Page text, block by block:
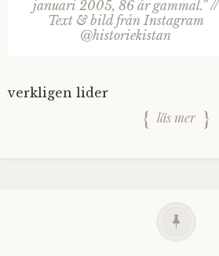
januari 2005, 86 år gammal.” //
Text & bild från Instagram
@historiekistan
verkligen lider
läs mer